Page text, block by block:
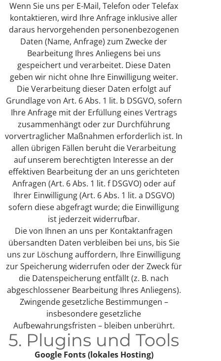
Wenn Sie uns per E-Mail, Telefon oder Telefax
kontaktieren, wird Ihre Anfrage inklusive aller
daraus hervorgehenden personenbezogenen
Daten (Name, Anfrage) zum Zwecke der
Bearbeitung Ihres Anliegens bei uns
gespeichert und verarbeitet. Diese Daten
geben wir nicht ohne Ihre Einwilligung weiter.
Die Verarbeitung dieser Daten erfolgt auf
Grundlage von Art. 6 Abs. 1 lit. b DSGVO, sofern
Ihre Anfrage mit der Erfüllung eines Vertrags
zusammenhängt oder zur Durchführung
vorvertraglicher Maßnahmen erforderlich ist. In
allen übrigen Fällen beruht die Verarbeitung
auf unserem berechtigten Interesse an der
effektiven Bearbeitung der an uns gerichteten
Anfragen (Art. 6 Abs. 1 lit. f DSGVO) oder auf
Ihrer Einwilligung (Art. 6 Abs. 1 lit. a DSGVO)
sofern diese abgefragt wurde; die Einwilligung
ist jederzeit widerrufbar.
Die von Ihnen an uns per Kontaktanfragen
übersandten Daten verbleiben bei uns, bis Sie
uns zur Löschung auffordern, Ihre Einwilligung
zur Speicherung widerrufen oder der Zweck für
die Datenspeicherung entfällt (z. B. nach
abgeschlossener Bearbeitung Ihres Anliegens).
Zwingende gesetzliche Bestimmungen –
insbesondere gesetzliche
Aufbewahrungsfristen – bleiben unberührt.
5. Plugins und Tools
Google Fonts (lokales Hosting)